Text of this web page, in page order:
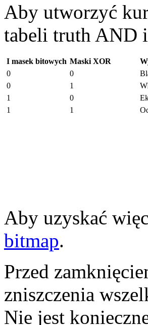
Aby utworzyć
tabeli truth AND
I masek bitowych Maski XOR
0
0
0
1
1
0
1
1
Aby uzyskać
bitmap.
Przed
zniszczenia
Nie jest